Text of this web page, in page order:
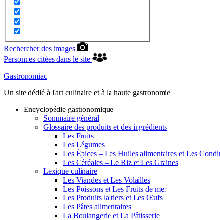
Rechercher des images
Personnes citées dans le site
Gastronomiac
Un site dédié à l'art culinaire et à la haute gastronomie
Encyclopédie gastronomique
Sommaire général
Glossaire des produits et des ingrédients
Les Fruits
Les Légumes
Les Épices – Les Huiles alimentaires et Les
Les Céréales – Le Riz et Les Graines
Lexique culinaire
Les Viandes et Les Volailles
Les Poissons et Les Fruits de mer
Les Produits laitiers et Les Œufs
Les Pâtes alimentaires
La Boulangerie et La Pâtisserie